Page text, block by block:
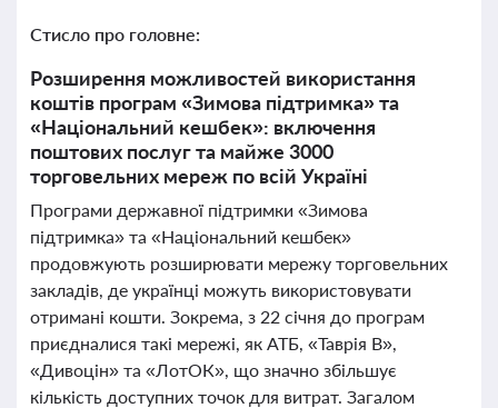
Стисло про головне:
Розширення можливостей використання
коштів програм «Зимова підтримка» та
«Національний кешбек»: включення
поштових послуг та майже 3000
торговельних мереж по всій Україні
Програми державної підтримки «Зимова
підтримка» та «Національний кешбек»
продовжують розширювати мережу торговельних
закладів, де українці можуть використовувати
отримані кошти. Зокрема, з 22 січня до програм
приєдналися такі мережі, як АТБ, «Таврія В»,
«Дивоцін» та «ЛотОК», що значно збільшує
кількість доступних точок для витрат. Загалом